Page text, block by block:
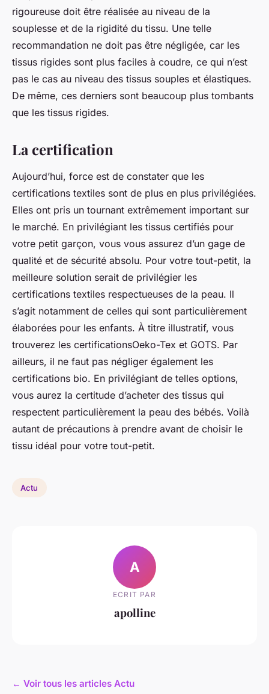
rigoureuse doit être réalisée au niveau de la
souplesse et de la rigidité du tissu. Une telle
recommandation ne doit pas être négligée, car les
tissus rigides sont plus faciles à coudre, ce qui n’est
pas le cas au niveau des tissus souples et élastiques.
De même, ces derniers sont beaucoup plus tombants
que les tissus rigides.
La certification
Aujourd’hui, force est de constater que les
certifications textiles sont de plus en plus privilégiées.
Elles ont pris un tournant extrêmement important sur
le marché. En privilégiant les tissus certifiés pour
votre petit garçon, vous vous assurez d’un gage de
qualité et de sécurité absolu. Pour votre tout-petit, la
meilleure solution serait de privilégier les
certifications textiles respectueuses de la peau. Il
s’agit notamment de celles qui sont particulièrement
élaborées pour les enfants. À titre illustratif, vous
trouverez les certificationsOeko-Tex et GOTS. Par
ailleurs, il ne faut pas négliger également les
certifications bio. En privilégiant de telles options,
vous aurez la certitude d’acheter des tissus qui
respectent particulièrement la peau des bébés. Voilà
autant de précautions à prendre avant de choisir le
tissu idéal pour votre tout-petit.
Actu
A
ECRIT PAR
apolline
← Voir tous les articles Actu